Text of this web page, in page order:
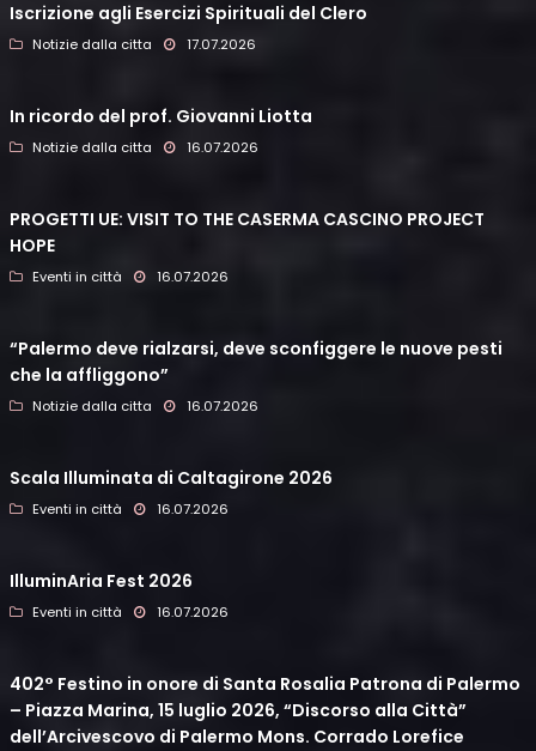
Iscrizione agli Esercizi Spirituali del Clero
Notizie dalla citta 17.07.2026
In ricordo del prof. Giovanni Liotta
Notizie dalla citta 16.07.2026
PROGETTI UE: VISIT TO THE CASERMA CASCINO PROJECT
HOPE
Eventi in città 16.07.2026
“Palermo deve rialzarsi, deve sconfiggere le nuove pesti
che la affliggono”
Notizie dalla citta 16.07.2026
Scala Illuminata di Caltagirone 2026
Eventi in città 16.07.2026
IlluminAria Fest 2026
Eventi in città 16.07.2026
402° Festino in onore di Santa Rosalia Patrona di Palermo
– Piazza Marina, 15 luglio 2026, “Discorso alla Città”
dell’Arcivescovo di Palermo Mons. Corrado Lorefice